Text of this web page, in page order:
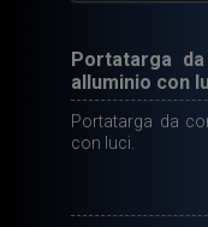
Portatarga
alluminio con
Portatarga da
con luci.